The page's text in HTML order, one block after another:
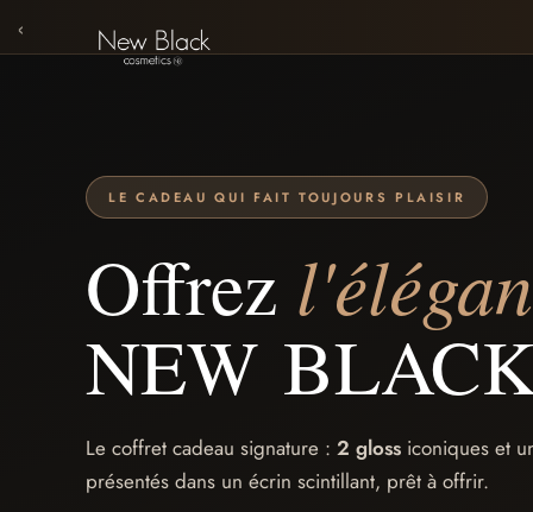
‹
LE CADEAU QUI FAIT TOUJOURS PLAISIR
Offrez
NEW
Le coffret cadeau signature : 2 gloss iconiques et
présentés dans un écrin scintillant, prêt à offrir.